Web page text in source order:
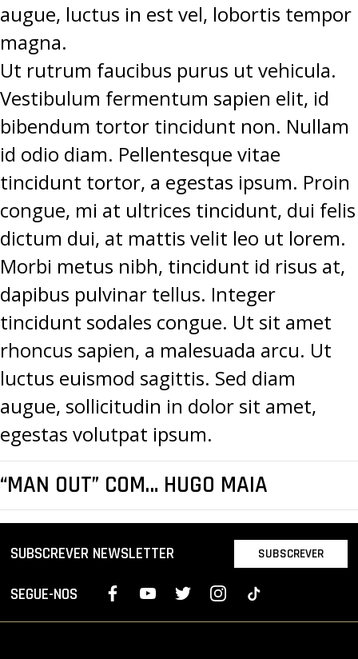
augue, luctus in est vel, lobortis tempor
magna.
Ut rutrum faucibus purus ut vehicula.
Vestibulum fermentum sapien elit, id
bibendum tortor tincidunt non. Nullam
id odio diam. Pellentesque vitae
tincidunt tortor, a egestas ipsum. Proin
congue, mi at ultrices tincidunt, dui felis
dictum dui, at mattis velit leo ut lorem.
Morbi metus nibh, tincidunt id risus at,
dapibus pulvinar tellus. Integer
tincidunt sodales congue. Ut sit amet
rhoncus sapien, a malesuada arcu. Ut
luctus euismod sagittis. Sed diam
augue, sollicitudin in dolor sit amet,
egestas volutpat ipsum.
“MAN OUT” COM… HUGO MAIA
SUBSCREVER NEWSLETTER SUBSCREVER
SEGUE-NOS